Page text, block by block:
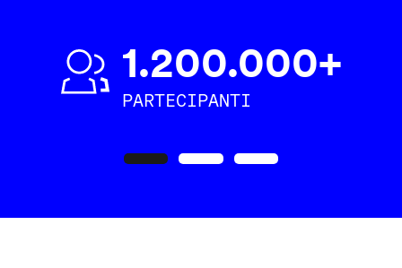
1.200.000+
PARTECIPANTI